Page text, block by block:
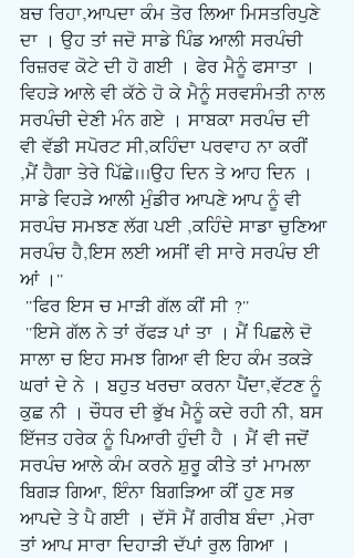
ਬਚ ਰਿਹਾ,ਆਪਦਾ ਕੰਮ ਤੋਰ ਲਿਆ ਮਿਸਤਰਿਪੁਣੇ
ਦਾ । ਉਹ ਤਾਂ ਜਦੋ ਸਾਡੇ ਪਿੰਡ ਆਲੀ ਸਰਪੰਚੀ
ਰਿਜ਼ਰਵ ਕੋਟੇ ਦੀ ਹੋ ਗਈ । ਫੇਰ ਮੈਨੂੰ ਫਸਾਤਾ ।
ਵਿਹੜੇ ਆਲੇ ਵੀ ਕੱਠੇ ਹੋ ਕੇ ਮੈਨੂੰ ਸਰਵਸੰਮਤੀ ਨਾਲ
ਸਰਪੰਚੀ ਦੇਣੀ ਮੰਨ ਗਏ । ਸਾਬਕਾ ਸਰਪੰਚ ਦੀ
ਵੀ ਵੱਡੀ ਸਪੋਰਟ ਸੀ,ਕਹਿੰਦਾ ਪਰਵਾਹ ਨਾ ਕਰੀਂ
,ਮੈਂ ਹੈਗਾ ਤੇਰੇ ਪਿੱਛੇ...ਉਹ ਦਿਨ ਤੇ ਆਹ ਦਿਨ ।
ਸਾਡੇ ਵਿਹੜੇ ਆਲੀ ਮੁੰਡੀਰ ਆਪਣੇ ਆਪ ਨੂੰ ਵੀ
ਸਰਪੰਚ ਸਮਝਣ ਲੱਗ ਪਈ ,ਕਹਿੰਦੇ ਸਾਡਾ ਚੁਣਿਆ
ਸਰਪੰਚ ਹੈ,ਇਸ ਲਈ ਅਸੀਂ ਵੀ ਸਾਰੇ ਸਰਪੰਚ ਈ
ਆਂ ।"
"ਫਿਰ ਇਸ ਚ ਮਾੜੀ ਗੱਲ ਕੀਂ ਸੀ ?"
ਸਾਲਾ ਚ ਇਹ ਸਮਝ ਗਿਆ ਵੀ ਇਹ ਕੰਮ ਤਕੜੇ
ਘਰਾਂ ਦੇ ਨੇ । ਬਹੁਤ ਖਰਚਾ ਕਰਨਾ ਪੈਂਦਾ,ਵੱਟਣ ਨੂੰ
ਕੁਛ ਨੀ । ਚੌਧਰ ਦੀ ਭੁੱਖ ਮੈਨੂੰ ਕਦੇ ਰਹੀ ਨੀ, ਬਸ
ਇੱਜਤ ਹਰੇਕ ਨੂੰ ਪਿਆਰੀ ਹੁੰਦੀ ਹੈ । ਮੈਂ ਵੀ ਜਦੋਂ
ਸਰਪੰਚ ਆਲੇ ਕੰਮ ਕਰਨੇ ਸ਼ੁਰੂ ਕੀਤੇ ਤਾਂ ਮਾਮਲਾ
ਬਿਗੜ ਗਿਆ, ਇੰਨਾ ਬਿਗੜਿਆ ਕੀਂ ਹੁਣ ਸਭ
ਆਪਦੇ ਤੇ ਪੈ ਗਈ । ਦੱਸੋ ਮੈਂ ਗਰੀਬ ਬੰਦਾ ,ਮੇਰਾ
ਤਾਂ ਆਪ ਸਾਰਾ ਦਿਹਾੜੀ ਦੱਪਾਂ ਰੁਲ ਗਿਆ ।